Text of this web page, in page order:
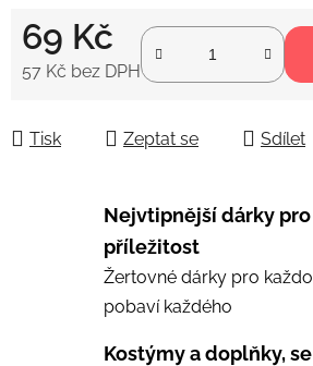
69 Kč
57 Kč bez DPH
Tisk Zeptat se Sdílet
Nejvtipnější dárky
příležitost
Žertovné dárky pro
pobaví každého
Kostýmy a doplňky,